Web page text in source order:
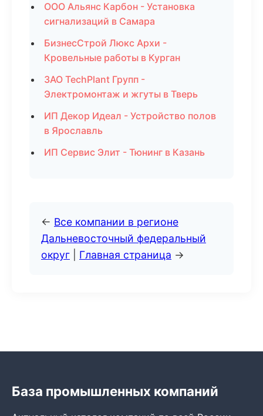
ООО Альянс Карбон - Установка
сигнализаций в Самара
БизнесСтрой Люкс Архи -
Кровельные работы в Курган
ЗАО TechPlant Групп -
Электромонтаж и жгуты в Тверь
ИП Декор Идеал - Устройство полов
в Ярославль
ИП Сервис Элит - Тюнинг в Казань
← Все компании в регионе
Дальневосточный федеральный
округ
Главная страница →
База промышленных компаний